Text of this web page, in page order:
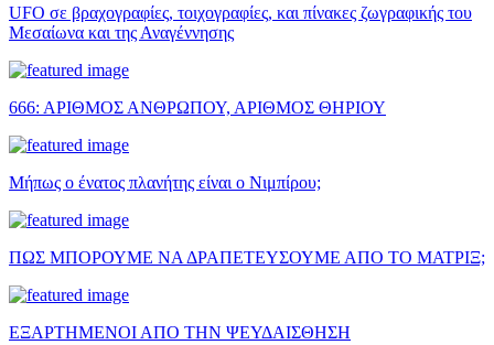
UFO σε βραχογραφίες, τοιχογραφίες, και πίνακες ζωγραφικής του
Μεσαίωνα και της Αναγέννησης
666: ΑΡΙΘΜΟΣ ΑΝΘΡΩΠΟΥ, ΑΡΙΘΜΟΣ ΘΗΡΙΟΥ
Μήπως ο ένατος πλανήτης είναι ο Νιμπίρου;
ΠΩΣ ΜΠΟΡΟΥΜΕ ΝΑ ΔΡΑΠΕΤΕΥΣΟΥΜΕ ΑΠΟ ΤΟ ΜΑΤΡΙΞ;
ΕΞΑΡΤΗΜΕΝΟΙ ΑΠΟ ΤΗΝ ΨΕΥΔΑΙΣΘΗΣΗ